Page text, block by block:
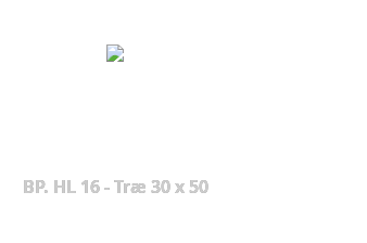
BP. HL 16 - Træ 30 x 50